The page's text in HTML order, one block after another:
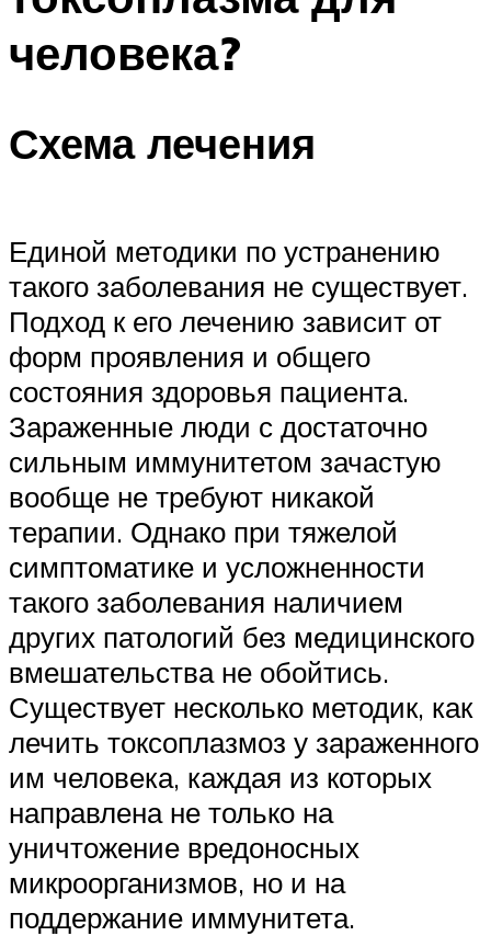
человека?
Схема лечения
Единой методики по устранению
такого заболевания не существует.
Подход к его лечению зависит от
форм проявления и общего
состояния здоровья пациента.
Зараженные люди с достаточно
сильным иммунитетом зачастую
вообще не требуют никакой
терапии. Однако при тяжелой
симптоматике и усложненности
такого заболевания наличием
других патологий без медицинского
вмешательства не обойтись.
Существует несколько методик, как
лечить токсоплазмоз у зараженного
им человека, каждая из которых
направлена не только на
уничтожение вредоносных
микроорганизмов, но и на
поддержание иммунитета.